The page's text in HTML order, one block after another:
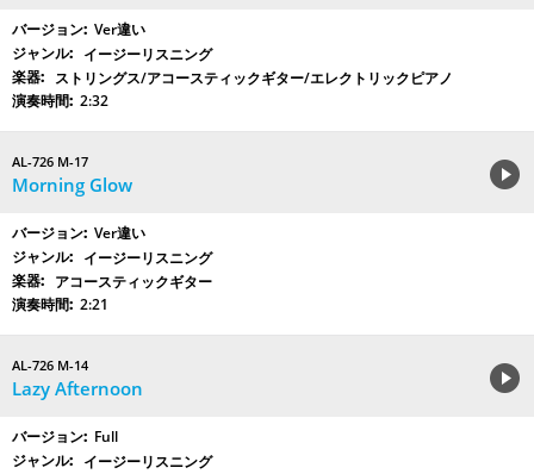
Ver違い
イージーリスニング
ストリングス/アコースティックギター/エレクトリックピアノ
2:32
AL-726 M-17
Morning Glow
Ver違い
イージーリスニング
アコースティックギター
2:21
AL-726 M-14
Lazy Afternoon
Full
イージーリスニング